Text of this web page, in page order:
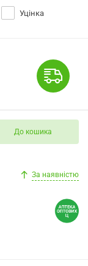
Уцінка
До кошика
За наявністю